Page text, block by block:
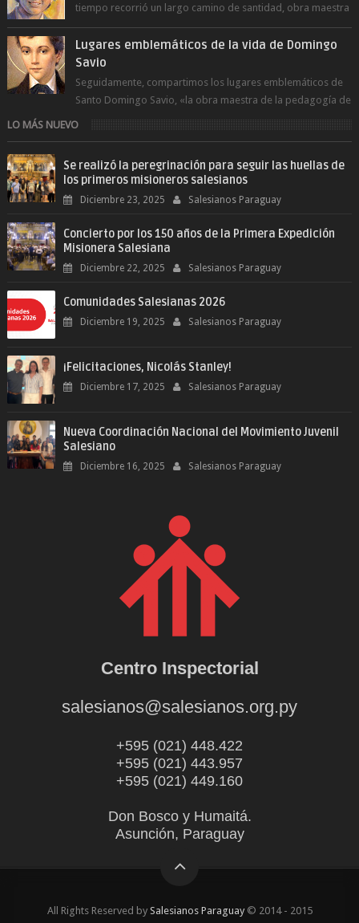
tiempo recorrió un largo camino de santidad, obra maestra
del Espíritu Santo y fr...
Lugares emblemáticos de la vida de Domingo
Savio
Seguidamente, compartimos los lugares emblemáticos de
Santo Domingo Savio, «la obra maestra de la pedagogía de
Don Bosco». San Giovann...
LO MÁS NUEVO
Se realizó la peregrinación para seguir las huellas de
los primeros misioneros salesianos
Diciembre 23, 2025 Salesianos Paraguay
Concierto por los 150 años de la Primera Expedición
Misionera Salesiana
Diciembre 22, 2025 Salesianos Paraguay
Comunidades Salesianas 2026
Diciembre 19, 2025 Salesianos Paraguay
¡Felicitaciones, Nicolás Stanley!
Diciembre 17, 2025 Salesianos Paraguay
Nueva Coordinación Nacional del Movimiento Juvenil
Salesiano
Diciembre 16, 2025 Salesianos Paraguay
Centro Inspectorial
salesianos@salesianos.org.py
+595 (021) 448.422
+595 (021) 443.957
+595 (021) 449.160
Don Bosco y Humaitá.
Asunción, Paraguay
All Rights Reserved by Salesianos Paraguay© 2014 - 2015